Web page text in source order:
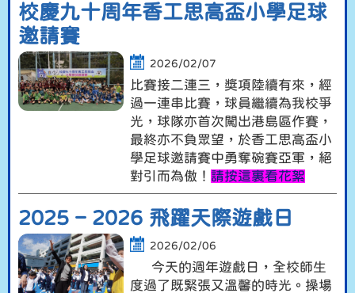
校慶九十周年香工思高盃小學足球
邀請賽
2026/02/07
比賽接二連三，獎項陸續有來，經
過一連串比賽，球員繼續為我校爭
光，球隊亦首次闖出港島區作賽，
最終亦不負眾望，於香工思高盃小
學足球邀請賽中勇奪碗賽亞軍，絕
對引而為傲！ 請按這裏看花絮
2025 – 2026 飛躍天際遊戲日
2026/02/06
今天的週年遊戲日，全校師生
度過了既緊張又溫馨的時光。操場